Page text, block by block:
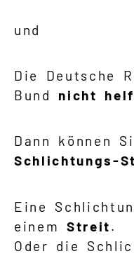
und
Die Deutsche
Bund nicht
Dann können
Schlichtungs-
Eine
einem Streit.
Oder die